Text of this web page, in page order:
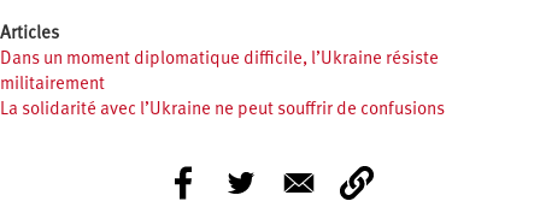
Articles
Dans un moment diplomatique difficile, l’Ukraine résiste
militairement
La solidarité avec l’Ukraine ne peut souffrir de confusions